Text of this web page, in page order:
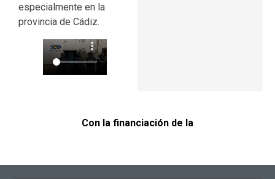
especialmente en la
provincia de Cádiz.
Con la financiación de la